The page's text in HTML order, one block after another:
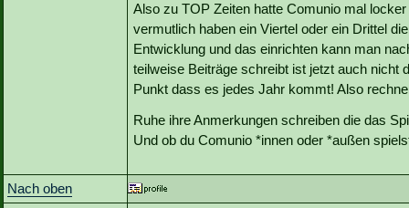
Also zu TOP Zeiten hatte Comunio mal
vermutlich haben ein Viertel oder ein Drittel
Entwicklung und das einrichten kann man
teilweise Beiträge schreibt ist jetzt auch nicht
Punkt dass es jedes Jahr kommt! Also
Ruhe ihre Anmerkungen schreiben die das
Und ob du Comunio *innen oder *außen
Nach oben